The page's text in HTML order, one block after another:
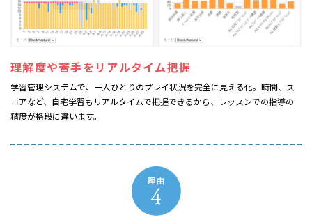
理解度や苦手を リアルタイム把握
学習管理システムで、一人ひとりのプレイ状況を完全に見える化。時間、ス
コアなど、自宅学習もリアルタイムで把握できるから、レッスンでの指導の
精度が格段に違います。